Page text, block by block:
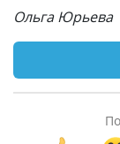
Ольга Юрьева